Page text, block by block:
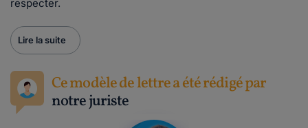
respecter.
Lire la suite
Ce modèle de lettre a été rédigé par
notre juriste